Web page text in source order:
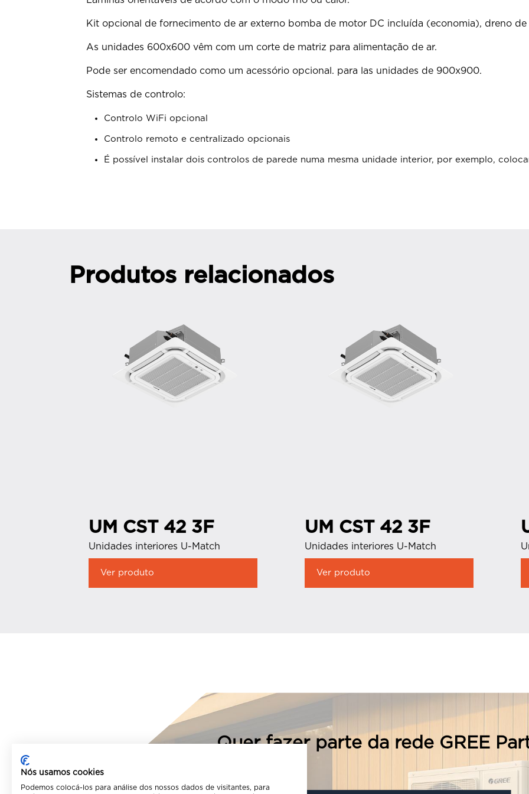
Kit opcional de fornecimento de ar externo bomba de motor DC incluída (economia), dreno de
As unidades 600x600 vêm com um corte de matriz para alimentação de ar.
Pode ser encomendado como um acessório opcional. para las unidades de 900x900.
Sistemas de controlo:
Controlo WiFi opcional
Controlo remoto e centralizado opcionais
É possível instalar dois controlos de parede numa mesma unidade interior, por exemplo,
Produtos relacionados
UM CST 42 3F
Unidades interiores U-Match
Ver produto
UM CST 42 3F
Unidades interiores U-Match
Ver produto
Quer fazer parte da rede GREE
Nós usamos cookies
Podemos colocá-los para análise dos nossos dados de visitantes, para